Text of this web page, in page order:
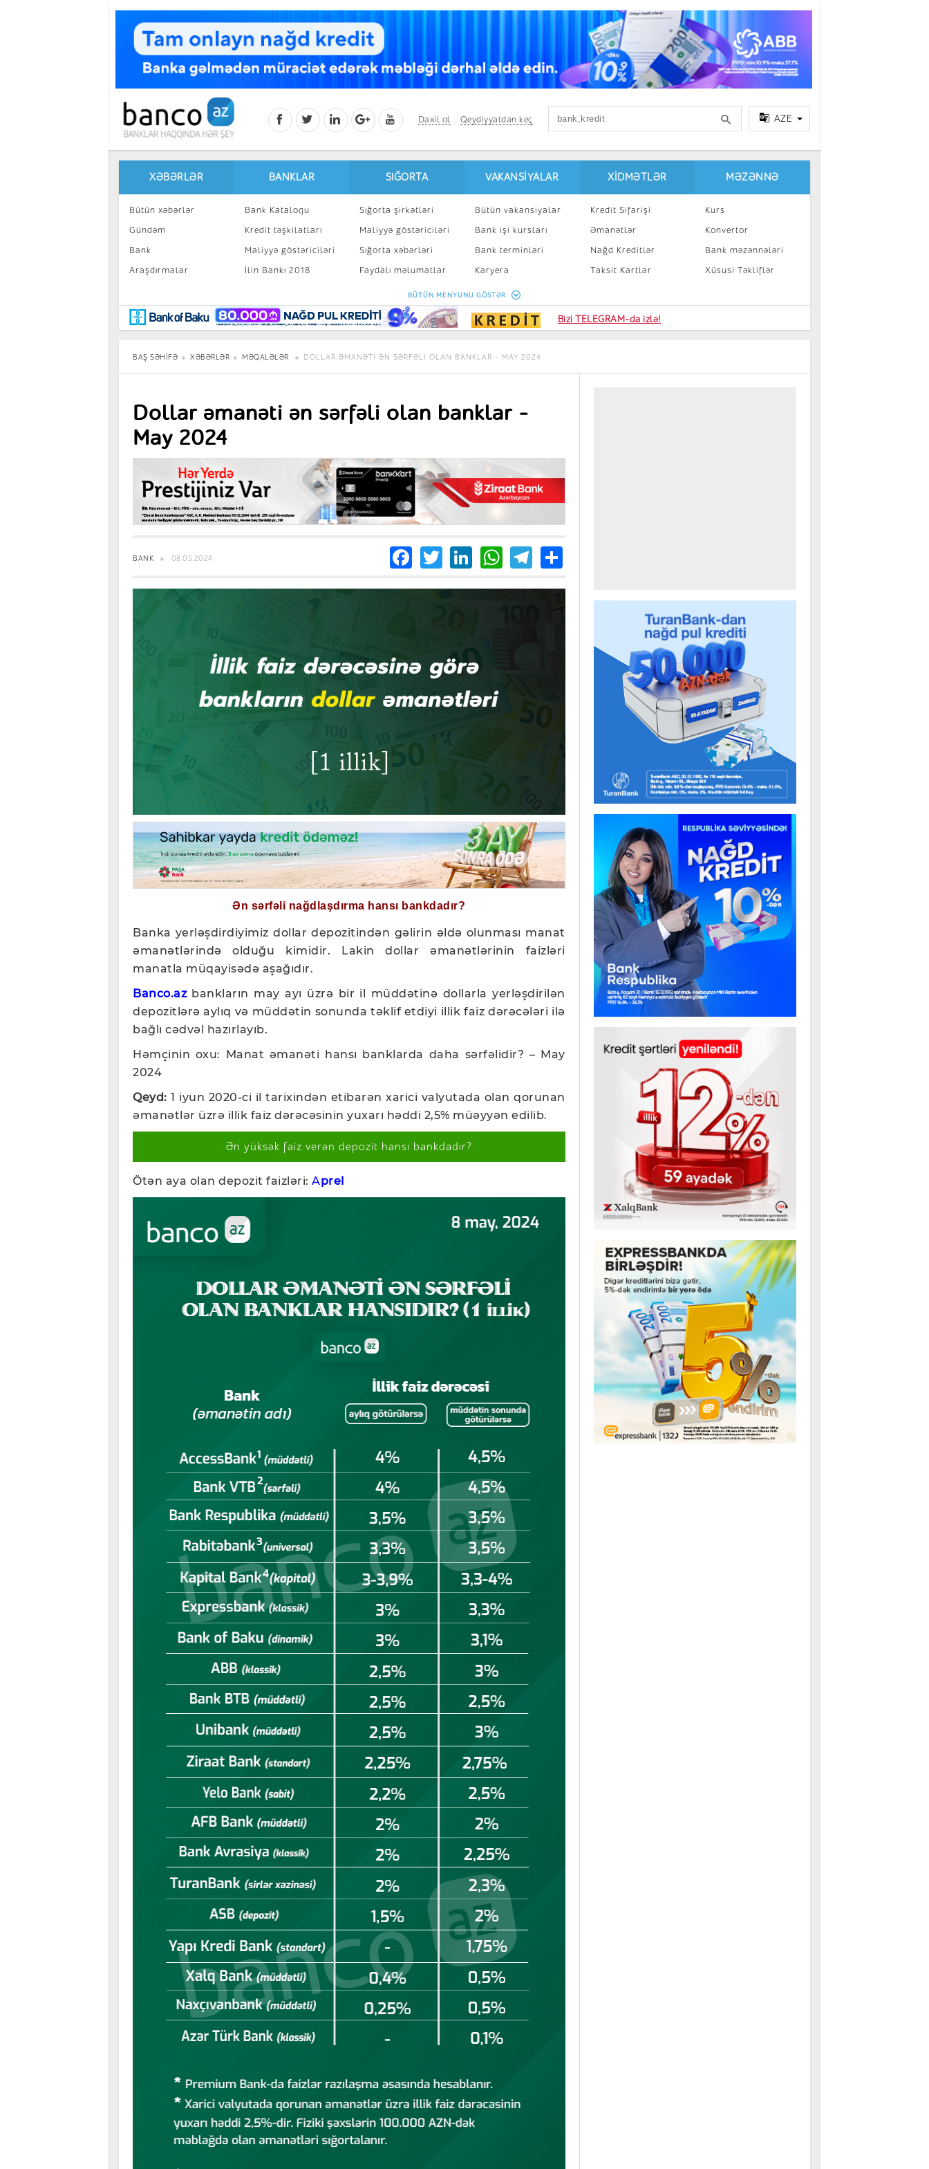
Daxil ol Qeydiyyatdan keç AZE
XƏBƏRLƏR
Bütün xəbərlər
Gündəm
Bank
Araşdırmalar
Maraqlı
BancoTV
Müsahibə
BANKLAR
Bank Kataloqu
Kredit təşkilatları
Maliyyə göstəriciləri
İlin Bankı 2018
SIĞORTA
Sığorta şirkətləri
Maliyyə göstəriciləri
Sığorta xəbərləri
Faydalı məlumatlar
Sığorta kalkulyatoru
VAKANSIYALAR
Bütün vakansiyalar
Bank işi kursları
Bank terminləri
Karyera
Peşakar inkişaf
XIDMƏTLƏR
Kredit Sifarişi
Əmanətlər
Nağd Kreditlər
Taksit Kartlar
Kart sifarişi
MƏZƏNNƏ
Kurs
Konvertor
Bank məzənnələri
Xüsusi Təkliflər
BÜTÜN MENYUNU GÖSTƏR
Bizi TELEGRAM-da izlə!
BAŞ SƏHIFƏ XƏBƏRLƏR MƏQALƏLƏR DOLLAR ƏMANƏTI ƏN SƏRFƏLI OLAN BANKLAR – MAY 2024
Dollar əmanəti ən sərfəli olan banklar –
May 2024
BANK 08.05.2024 Facebook
TwitterLinkedIn
WhatsApp
Telegram
Share
Ən sərfəli nağdlaşdırma hansı bankdadır?
Banka yerləşdirdiyimiz dollar depozitindən gəlirin əldə olunması manat
əmanətlərində olduğu kimidir. Lakin dollar əmanətlərinin faizləri
manatla müqayisədə aşağıdır.
Banco.azbankların may ayı üzrə bir il müddətinə dollarla yerləşdirilən
depozitlərə aylıq və müddətin sonunda təklif etdiyi illik faiz dərəcələri ilə
bağlı cədvəl hazırlayıb.
Həmçinin oxu:
Manat əmanəti hansı banklarda daha sərfəlidir? – M ay
2024
Qeyd:1 iyun 2020-ci il tarixindən etibarən xarici valyutada olan qorunan
əmanətlər üzrə illik faiz dərəcəsinin yuxarı həddi 2,5% müəyyən edilib.
Ən yüksək faiz verən depozit hansı bankdadır?
Ötən aya olan depozit faizləri: Aprel